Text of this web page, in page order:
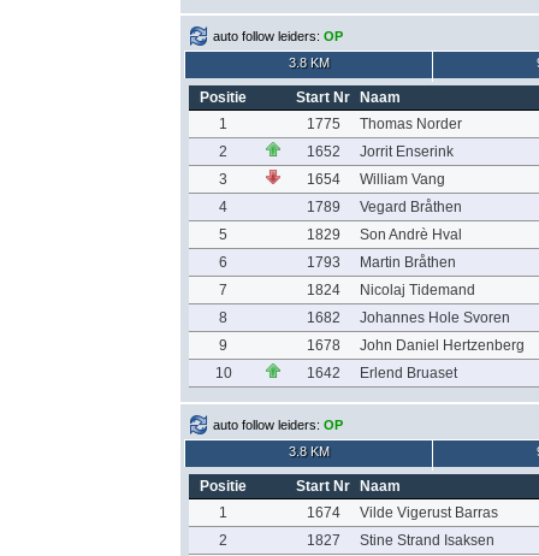
auto follow leiders: OP
3.8 KM
Positie Start Nr
Naam
1
1775
Thomas Norder
2
1652
Jorrit Enserink
3
1654
William Vang
4
1789
Vegard Bråthen
5
1829
Son Andrè Hval
6
1793
Martin Bråthen
7
1824
Nicolaj Tidemand
8
1682
Johannes Hole Svoren
9
1678
John Daniel Hertzenberg
10
1642 Erlend Bruaset
auto follow leiders: OP
3.8 KM
Positie Start Nr
Naam
1
1674
Vilde Vigerust Barras
2
1827 Stine Strand Isaksen